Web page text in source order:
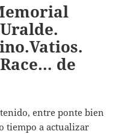
de
entre ponte bien
tiempo a actualizar